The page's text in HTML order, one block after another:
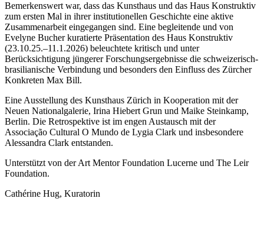
Bemerkenswert war, dass das Kunsthaus und das Haus Konstruktiv
zum ersten Mal in ihrer institutionellen Geschichte eine aktive
Zusammenarbeit eingegangen sind. Eine begleitende und von
Evelyne Bucher kuratierte Präsentation des Haus Konstruktiv
(23.10.25.–11.1.2026) beleuchtete kritisch und unter
Berücksichtigung jüngerer Forschungsergebnisse die schweizerisch-
brasilianische Verbindung und besonders den Einfluss des Zürcher
Konkreten Max Bill.
Eine Ausstellung des Kunsthaus Zürich in Kooperation mit der
Neuen Nationalgalerie, Irina Hiebert Grun und Maike Steinkamp,
Berlin. Die Retrospektive ist im engen Austausch mit der
Associação Cultural O Mundo de Lygia Clark und insbesondere
Alessandra Clark entstanden.
Unterstützt von der Art Mentor Foundation Lucerne und The Leir
Foundation.
Cathérine Hug, Kuratorin